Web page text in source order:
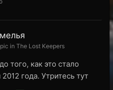
in The Lost Keepers
того, как это стало
года. Утритесь тут